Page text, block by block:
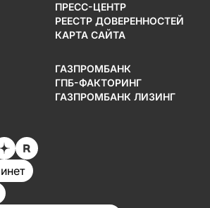
ПРЕСС-ЦЕНТР
РЕЕСТР ДОВЕРЕННОСТЕЙ
КАРТА САЙТА
ГАЗПРОМБАНК
ГПБ-ФАКТОРИНГ
ГАЗПРОМБАНК ЛИЗИНГ